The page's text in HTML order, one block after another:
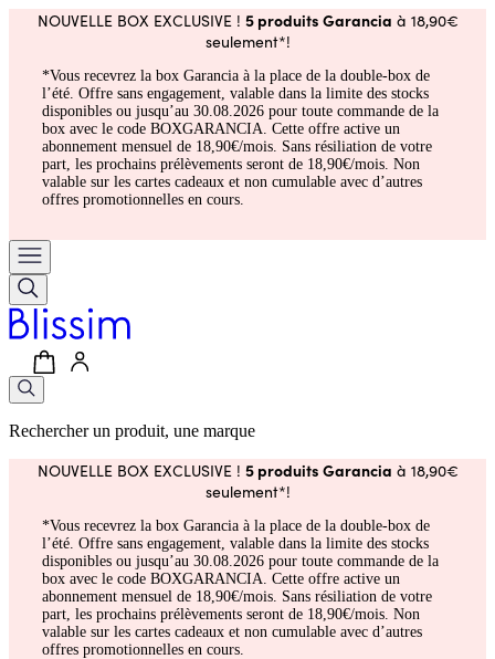
NOUVELLE BOX EXCLUSIVE ! 5 produits Garancia à 18,90€
seulement*!
*Vous recevrez la box Garancia à la place de la double-box de
l’été. Offre sans engagement, valable dans la limite des stocks
disponibles ou jusqu’au 30.08.2026 pour toute commande de la
box avec le code BOXGARANCIA. Cette offre active un
abonnement mensuel de 18,90€/mois. Sans résiliation de votre
part, les prochains prélèvements seront de 18,90€/mois. Non
valable sur les cartes cadeaux et non cumulable avec d’autres
offres promotionnelles en cours.
Rechercher un produit, une marque
NOUVELLE BOX EXCLUSIVE ! 5 produits Garancia à 18,90€
seulement*!
*Vous recevrez la box Garancia à la place de la double-box de
l’été. Offre sans engagement, valable dans la limite des stocks
disponibles ou jusqu’au 30.08.2026 pour toute commande de la
box avec le code BOXGARANCIA. Cette offre active un
abonnement mensuel de 18,90€/mois. Sans résiliation de votre
part, les prochains prélèvements seront de 18,90€/mois. Non
valable sur les cartes cadeaux et non cumulable avec d’autres
offres promotionnelles en cours.